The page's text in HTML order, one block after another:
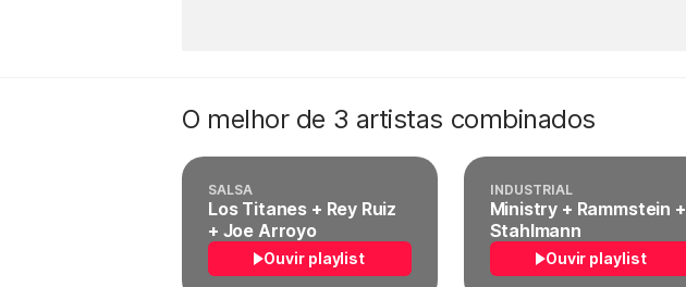
O melhor de 3 artistas combinados
SALSA
Los Titanes + Rey Ruiz
+ Joe Arroyo
Ouvir playlist
INDUSTRIAL
Ministry + Rammstein +
Stahlmann
Ouvir playlist